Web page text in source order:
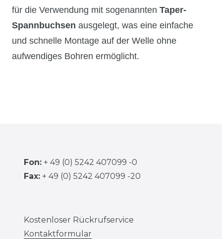
für die Verwendung mit sogenannten Taper-
Spannbuchsen ausgelegt, was eine einfache
und schnelle Montage auf der Welle ohne
aufwendiges Bohren ermöglicht.
Fon: + 49 (0) 5242 407099 -0
Fax: + 49 (0) 5242 407099 -20
Kostenloser Rückrufservice
Kontaktformular